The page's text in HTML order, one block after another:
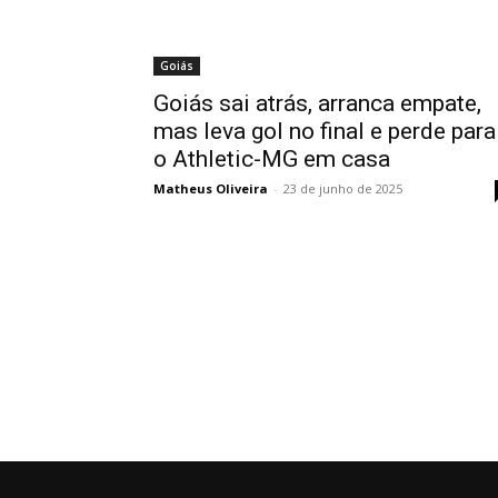
Goiás
Goiás sai atrás, arranca empate,
mas leva gol no final e perde para
o Athletic-MG em casa
Matheus Oliveira - 23 de junho de 2025